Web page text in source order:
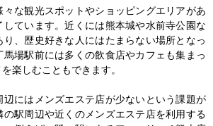
々な観光スポットやショッピングエリアがあ
しています。近くには熊本城や水前寺公園な
り、歴史好きな人にはたまらない場所となっ
場駅前には多くの飲食店やカフェも集まっ
楽しむこともできます。
辺にはメンズエステ店が少ないという課題が
の駅周辺や近くのメンズエステ店を利用する